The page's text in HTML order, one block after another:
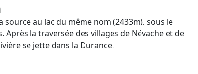
source au lac du même nom (2433m), sous le
Après la traversée des villages de Névache et de
se jette dans la Durance.